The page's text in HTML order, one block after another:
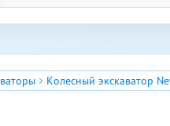
Колесный экскаватор